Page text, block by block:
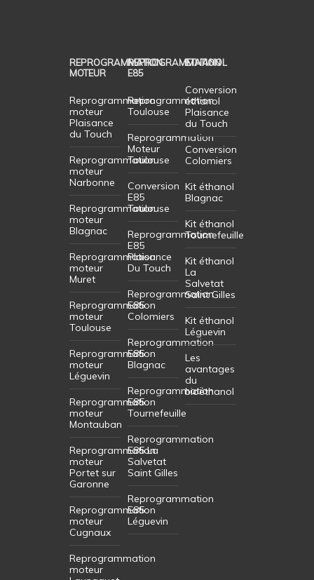
REPROGRAMMATION
MOTEUR
Reprogrammation
moteur
Plaisance
du Touch
Reprogrammation
moteur
Narbonne
Reprogrammation
moteur
Blagnac
Reprogrammation
moteur
Muret
Reprogrammation
moteur
Toulouse
Reprogrammation
moteur
Léguevin
Reprogrammation
moteur
Montauban
Reprogrammation
moteur
Portet sur
Garonne
Reprogrammation
moteur
Cugnaux
Reprogrammation
moteur
REPROGRAMMATION
E85
Reprogrammation
Toulouse
Reprogrammation
Moteur
Toulouse
Conversion
E85
Toulouse
Reprogrammation
E85
Plaisance
Du Touch
Reprogrammation
E85
Colomiers
Reprogrammation
E85
Blagnac
Reprogrammation
E85
Tournefeuille
Reprogrammation
E85 La
Salvetat
Saint Gilles
Reprogrammation
E85
Léguevin
ETHANOL
Conversion
éthanol
Plaisance
du Touch
Conversion
Colomiers
Kit éthanol
Blagnac
Kit éthanol
Tournefeuille
Kit éthanol
La
Salvetat
Saint Gilles
Kit éthanol
Léguevin
Les
avantages
du
bioéthanol